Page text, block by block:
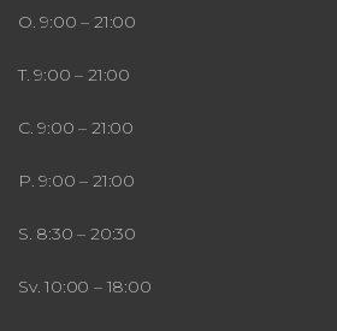
O. 9:00 – 21:00
T. 9:00 – 21:00
C. 9:00 – 21:00
P. 9:00 – 21:00
S. 8:30 – 20:30
Sv. 10:00 – 18:00